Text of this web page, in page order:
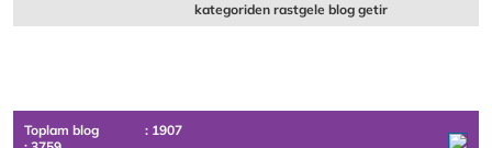
kategoriden rastgele blog getir
Toplam blog
: 1907